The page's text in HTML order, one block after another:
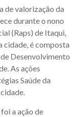
de valorização da
durante o nono
(Raps) de Itaqui,
cidade, é composta
Desenvolvimento
As ações
Saúde da
a ação de